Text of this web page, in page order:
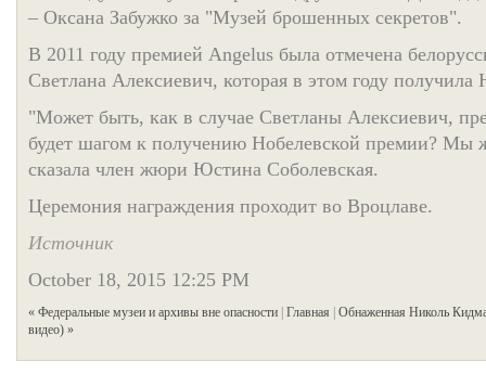
– Оксана Забужко за "Музей брошенных секретов".
В 2011 году премией Angelus была отмечена
Светлана Алексиевич, которая в этом году
"Может быть, как в случае Светланы Алексиевич,
будет шагом к получению Нобелевской премии? Мы
сказала член жюри Юстина Соболевская.
Церемония награждения проходит во Вроцлаве.
Источник
October 18, 2015 12:25 PM
« Федеральные музеи и архивы вне опасности Главная
Обнаженная Николь
видео) »